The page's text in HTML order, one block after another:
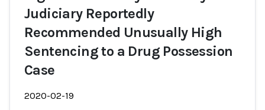
Judiciary Reportedly
Recommended Unusually High
Sentencing to a Drug Possession
Case
2020-02-19